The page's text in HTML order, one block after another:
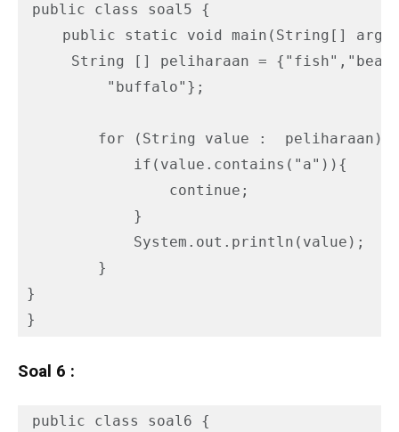
public class soal5 {
public static void main(String[]
String [] peliharaan =
         "buffalo"};
for (String value :  peliharaan)
            if(value.contains("a")){
                continue;
            }
            System.out.println(value);
        }
}
}
Soal 6 :
public class soal6 {